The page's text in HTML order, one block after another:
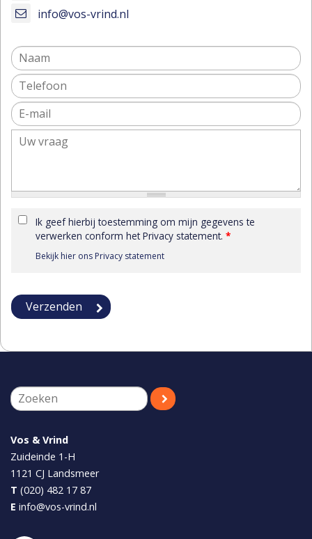
info@vos-vrind.nl
Ik geef hierbij toestemming om mijn gegevens te
verwerken conform het Privacy statement. *
Bekijk hier ons Privacy statement
Vos & Vrind
Zuideinde 1-H
1121 CJ Landsmeer
T (020) 482 17 87
E info@vos-vrind.nl